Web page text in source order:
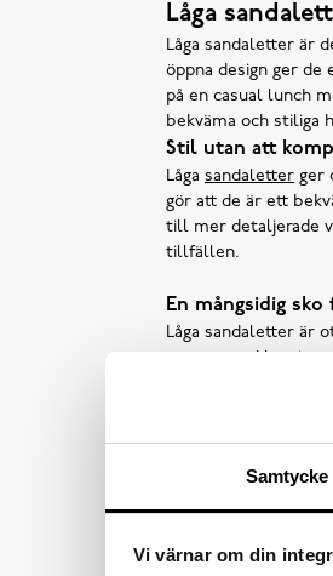
Samtycke
Vi värnar om din
Låga
Låga sandaletter är
öppna design ger
på en casual lunch
bekväma och stiliga
Stil utan att
Låga sandaletter ger
gör att de är ett
till mer detaljerade
tillfällen.
En mångsidig
Låga sandaletter är
anpassas till både
sandaletter i olika
Fynda dina nya
Hos Scorett Quality
sommargarderob